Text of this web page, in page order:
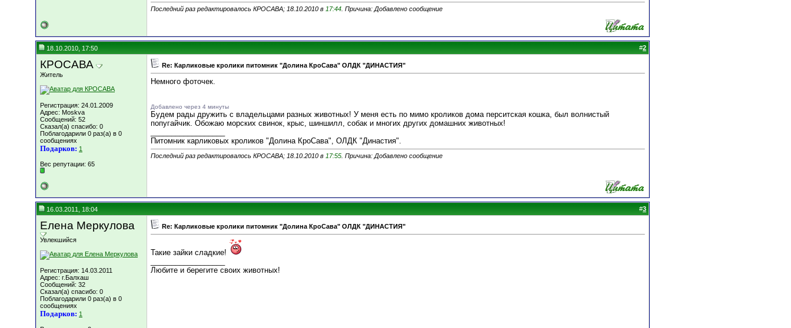
Последний раз редактировалось КРОСАВА; 18.10.2010 в 17:44 . Причина: Добавлено сообщение
18.10.2010, 17:50 #2
КРОСАВА
Житель
Регистрация: 24.01.2009
Адрес: Moskva
Сообщений: 52
Сказал(а) спасибо: 0
Поблагодарили 0 раз(а) в 0
сообщениях
Подарков: 1
Вес репутации: 65
Re: Карликовые кролики питомник "Долина КроСава" ОЛДК "ДИНАСТИЯ"
Немного фоточек.
Добавлено через 4 минуты
Будем рады дружить с владельцами разных животных! У меня есть по мимо кроликов дома перситская кошка, был волнистый
попугайчик. Обожаю морских свинок, крыс, шиншилл, собак и многих других домашних животных!
Питомник карликовых кроликов "Долина КроСава", ОЛДК "Династия".
Последний раз редактировалось КРОСАВА; 18.10.2010 в 17:55 . Причина: Добавлено сообщение
16.03.2011, 18:04 #3
Елена Меркулова
Увлекшийся
Регистрация: 14.03.2011
Адрес: г.Балхаш
Сообщений: 32
Сказал(а) спасибо: 0
Поблагодарили 0 раз(а) в 0
сообщениях
Подарков: 1
Re: Карликовые кролики питомник "Долина КроСава" ОЛДК "ДИНАСТИЯ"
Такие зайки сладкие!
Любите и берегите своих животных!